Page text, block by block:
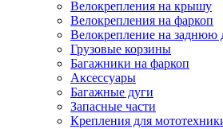
Велокрепления на крышу
Велокрепления на фаркоп
Велокрепление на заднюю
Грузовые корзины
Багажники на фаркоп
Аксессуары
Багажные дуги
Запасные части
Крепления для